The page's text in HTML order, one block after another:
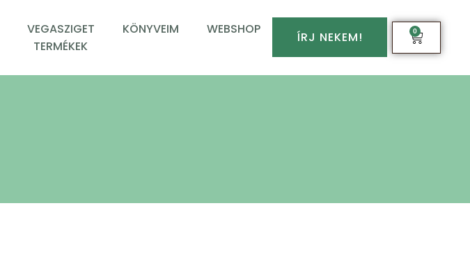
VEGASZIGET
TERMÉKEK
KÖNYVEIM WEBSHOP
ÍRJ NEKEM! 0